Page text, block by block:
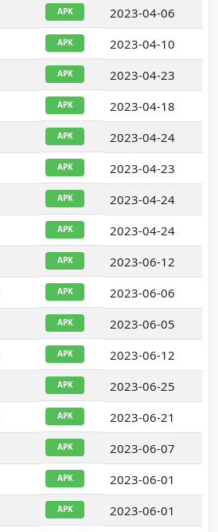
APK
2023-04-06
APK
2023-04-10
APK
2023-04-23
APK
2023-04-18
APK
2023-04-24
APK
2023-04-23
APK
2023-04-24
APK
2023-04-24
APK
2023-06-12
APK
2023-06-06
APK
2023-06-05
APK
2023-06-12
APK
2023-06-25
APK
2023-06-21
APK
2023-06-07
APK
2023-06-01
APK
2023-06-01